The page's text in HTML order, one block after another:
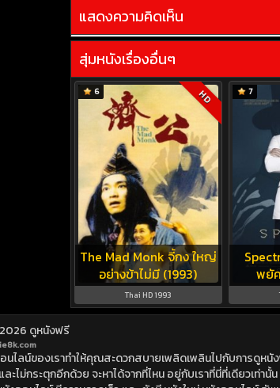
แสดงความคิดเห็น
สุ่มหนังเรื่องอื่นๆ
The Mad Monk จี้กง ใหญ่
อย่างข้าไม่มี (1993)
6 HD
Thai HD 1993
พยั
7
ดูหนังฟรี
นไลน์ของเราทำให้คุณสะดวกสบายเพลิดเพลินไปกับการดูหนั
ะไม่กระตุกอีกด้วย จะหาได้จากที่ไหน อยู่กับเราที่นี่ที่เดียวเท่านั้น